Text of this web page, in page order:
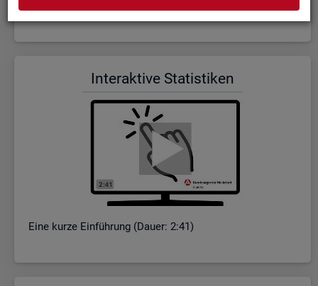
In­ter­ak­ti­ve Sta­tis­ti­ken
Eine kurze Ein­füh­rung (Dauer: 2:41)